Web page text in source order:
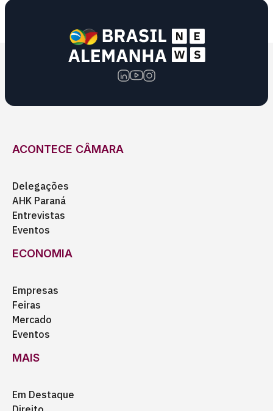
ACONTECE CÂMARA
Delegações
AHK Paraná
Entrevistas
Eventos
ECONOMIA
Empresas
Feiras
Mercado
Eventos
MAIS
Em Destaque